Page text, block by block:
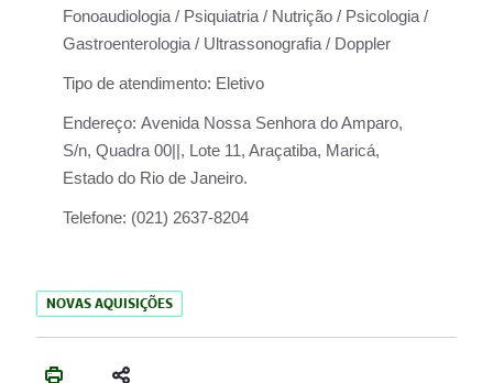
Fonoaudiologia / Psiquiatria / Nutrição / Psicologia /
Gastroenterologia / Ultrassonografia / Doppler
Tipo de atendimento: Eletivo
Endereço: Avenida Nossa Senhora do Amparo,
S/n, Quadra 00||, Lote 11, Araçatiba, Maricá,
Estado do Rio de Janeiro.
Telefone: (021) 2637-8204
NOVAS AQUISIÇÕES